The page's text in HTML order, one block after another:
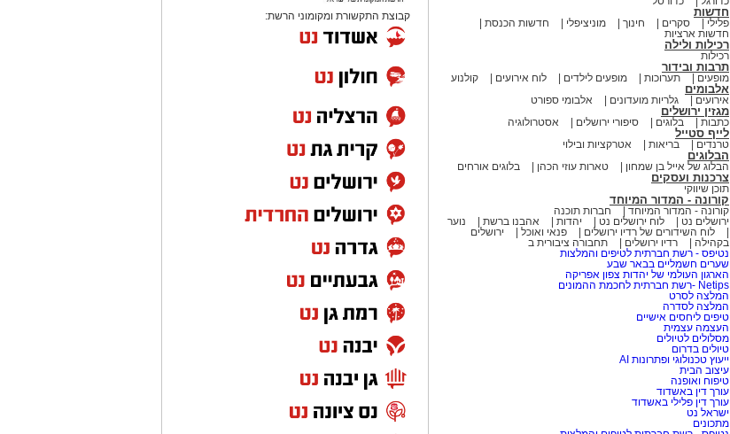
חדשות
פלילי סקרים חינוך מוניציפלי
חדשות הכנסת
חדשות ארציות
רכילות ולילה
רכילות
תרבות ובידור
מופעים תערוכות מופעים לילדים לוח אירועים קולנוע
אלבומים
אירועים גלריות מועדונים אלבומי ספורט
מגזין ירושלים
כתבות בלוגים סיפורי ירושלים אסטרולוגיה
לייף סטייל
טרנדים בריאות אטרקציות ובילוי
הבלוגים
הבלוג של אייל בן שמחון טארות עוזי הכהן בלוגים אורחים
צרכנות ועסקים
תוכן שיווקי
קורונה - המדור המיוחד
קורונה - המדור המיוחד
חברות תוכנה
ירושלים נט
לוח ירושלים נט יהדות אהבנו ברשת
נוער
לוח השידורים של רדיו ירושלים
פנאי ואוכל
ירושלים
בקהילה
רדיו ירושלים
תחבורה ציבורית ב
נטיפס - רשת חברתית לטיפים והמלצות
שערים חשמליים בבאר שבע
הארגון העולמי של יהדות צפון אפריקה
Netips -רשת חברתית לחכמת ההמונים
המלצה לסרט
המלצה לסדרה
טיפים ליחסים אישיים
העצמה עצמית
מסלולים לטיולים
טיולים בדרום
ייעוץ טכנולוגי ופתרונות AI
עיצוב הבית
טיפוח ואופנה
עורך דין באשדוד
עורך דין פלילי באשדוד
ישראל נט
מתכונים
קבוצת התקשורת ומקומוני הרשת: